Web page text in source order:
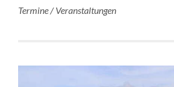
Termine / Veranstaltungen